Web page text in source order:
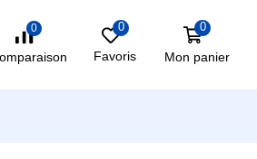
0 0
Favoris
0
Mon panier